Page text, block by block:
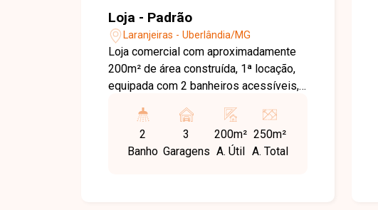
Loja - Padrão
Laranjeiras - Uberlândia/MG
Loja comercial com aproximadamente
200m² de área construída, 1ª locação,
equipada com 2 banheiros acessíveis,
automática e pé-direito de 7 metros.
Conta com frente recuada oferecendo
espaço para 3 vagas, proporcionando
2
Banho
3
Garagens
200m²
A. Útil
250m²
A. Total